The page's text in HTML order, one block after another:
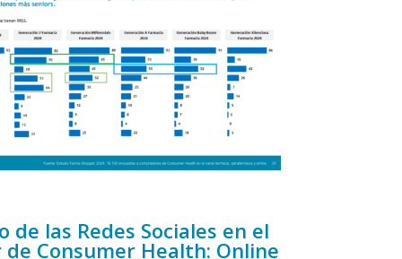
de las Redes Sociales en el
de Consumer Health: Online